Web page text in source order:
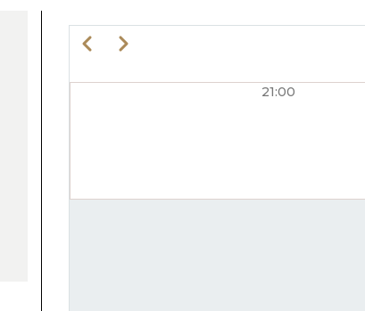
Previous
Next
21:00